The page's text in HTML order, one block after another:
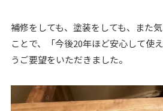
補修をしても、塗装をしても、また
ことで、「今後20年ほど安心して使
うご要望をいただきました。